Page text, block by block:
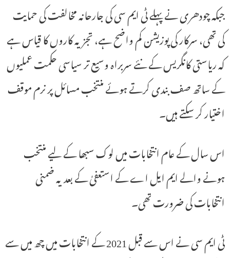
جبکہ چودھری نے پہلے ٹی ایم سی کی جارحانہ مخالفت کی حمایت
کی تھی، سرکار کی پوزیشن کم واضح ہے، تجزیہ کاروں کا قیاس ہے
کہ ریاستی کانگریس کے نئے سربراہ وسیع تر سیاسی حکمت عملیوں
کے ساتھ صف بندی کرتے ہوئے منتخب مسائل پر نرم موقف
اختیار کر سکتے ہیں۔
اس سال کے عام انتخابات میں لوک سبھا کے لیے منتخب
ہونے والے ایم ایل اے کے استعفیٰ کے بعد یہ ضمنی
انتخابات کی ضرورت تھی۔
ٹی ایم سی نے اس سے قبل 2021 کے انتخابات میں چھ میں سے